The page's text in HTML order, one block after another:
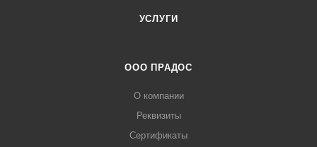
УСЛУГИ
ООО ПРАДОС
О компании
Реквизиты
Сертификаты